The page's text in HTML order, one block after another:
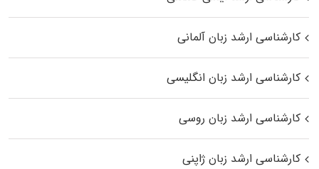
کارشناسی ارشد زبان آلمانی
کارشناسی ارشد زبان انگلیسی
کارشناسی ارشد زبان روسی
کارشناسی ارشد زبان ژاپنی